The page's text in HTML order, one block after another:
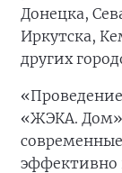
Донецка,
Иркутска,
других
«ЖЭКА. Дом»
эффективно